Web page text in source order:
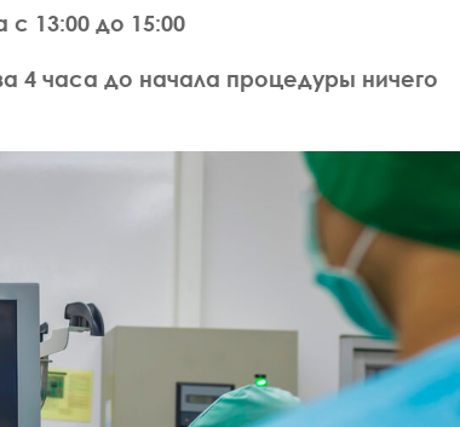
с 13:00 до 15:00
4 часа до начала процедуры ничего